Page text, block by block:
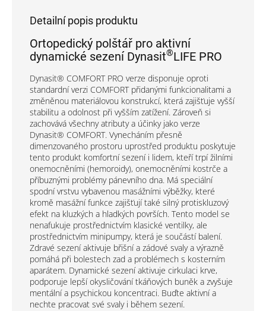
Detailní popis produktu
Ortopedický polštář pro aktivní
dynamické sezení Dynasit®LIFE PRO
Dynasit® COMFORT PRO verze disponuje oproti
standardní verzi COMFORT přidanými funkcionalitami a
změněnou materiálovou konstrukcí, která zajišťuje vyšší
stabilitu a odolnost při vyšším zatížení. Zároveň si
zachovává všechny atributy a účinky jako verze
Dynasit® COMFORT. Vynecháním přesně
dimenzovaného prostoru uprostřed produktu poskytuje
tento produkt komfortní sezení i lidem, kteří trpí žilními
onemocněními (hemoroidy), onemocněními kostrče a
příbuznými problémy pánevního dna. Má speciální
spodní vrstvu vybavenou masážními výběžky, které
kromě masážní funkce zajišťují také silný protiskluzový
efekt na kluzkých a hladkých površích. Tento model se
nenafukuje prostřednictvím klasické ventilky, ale
prostřednictvím minipumpy, která je součástí balení.
Zdravé sezení aktivuje břišní a zádové svaly a výrazně
pomáhá při bolestech zad a problémech s kosterním
aparátem. Dynamické sezení aktivuje cirkulaci krve,
podporuje lepší okysličování tkáňových buněk a zvyšuje
mentální a psychickou koncentraci. Buďte aktivní a
nechte pracovat své svaly i během sezení.